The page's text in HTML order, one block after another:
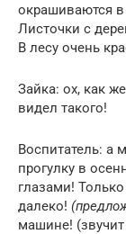
окрашиваются
Листочки с
В лесу очень
Зайка: ох, как
видел такого!
Воспитатель: а
прогулку в
глазами!
далеко!
машине!